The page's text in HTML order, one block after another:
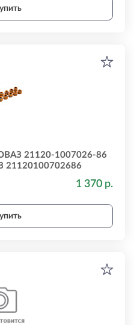
21120-1007026-86
21120100702686
1 370 р.